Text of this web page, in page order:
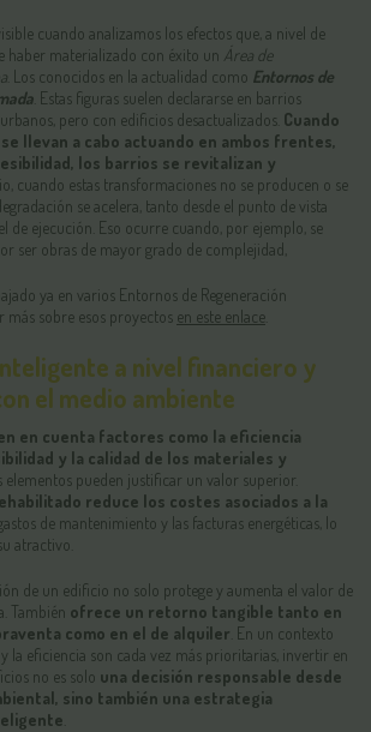
cuando analizamos los efectos que, a nivel de
haber materializado con éxito un Área de
. Los conocidos en la actualidad como Entornos de
. Estas figuras suelen declararse en barrios
pero con edificios desactualizados. Cuando
llevan a cabo actuando en ambos frentes,
los barrios se revitalizan y
cuando estas transformaciones no se producen o se
se acelera, tanto desde el punto de vista
de ejecución. Eso ocurre cuando, por ejemplo, se
ser obras de mayor grado de complejidad,
ya en varios Entornos de Regeneración
más sobre esos proyectos en este enlace
a nivel financiero y
el medio ambiente
en cuenta factores como la eficiencia
y la calidad de los materiales y
elementos pueden justificar un valor superior.
reduce los costes asociados a la
de mantenimiento y las facturas energéticas, lo
atractivo.
de un edificio no solo protege y aumenta el valor de
También ofrece un retorno tangible tanto en
como en el de alquiler . En un contexto
la eficiencia son cada vez más prioritarias, invertir en
no es solo una decisión responsable desde
sino también una estrategia